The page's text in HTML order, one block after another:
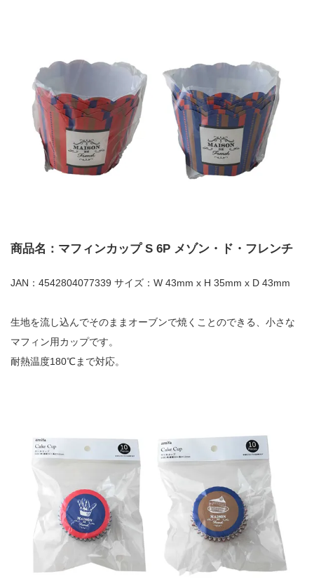
商品名：マフィンカップ S 6P メゾン・ド・フレンチ
JAN：4542804077339 サイズ：W 43mm x H 35mm x D 43mm
生地を流し込んでそのままオーブンで焼くことのできる、小さな
マフィン用カップです。
耐熱温度180℃まで対応。